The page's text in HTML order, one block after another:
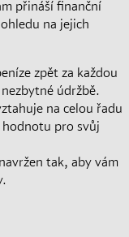
přináší finanční
na jejich
zpět za každou
údržbě.
na celou řadu
pro svůj
tak, aby vám